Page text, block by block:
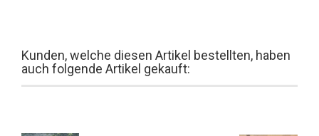
Kunden, welche diesen Artikel bestellten, haben
auch folgende Artikel gekauft: